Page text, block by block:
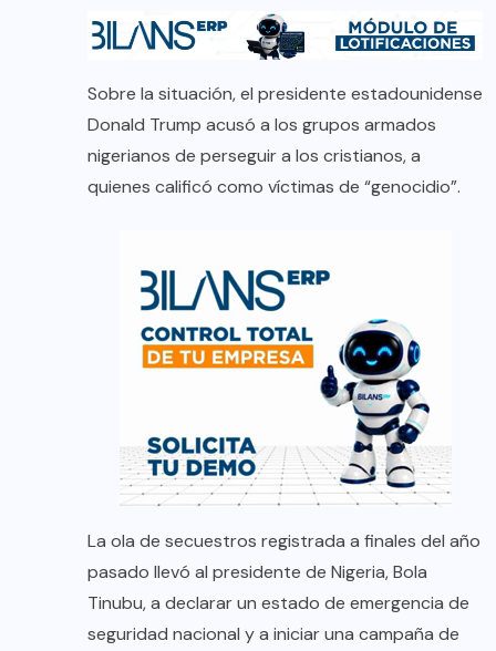
Sobre la situación, el presidente estadounidense
Donald Trump acusó a los grupos armados
nigerianos de perseguir a los cristianos, a
quienes calificó como víctimas de “genocidio”.
La ola de secuestros registrada a finales del año
pasado llevó al presidente de Nigeria, Bola
Tinubu, a declarar un estado de emergencia de
seguridad nacional y a iniciar una campaña de